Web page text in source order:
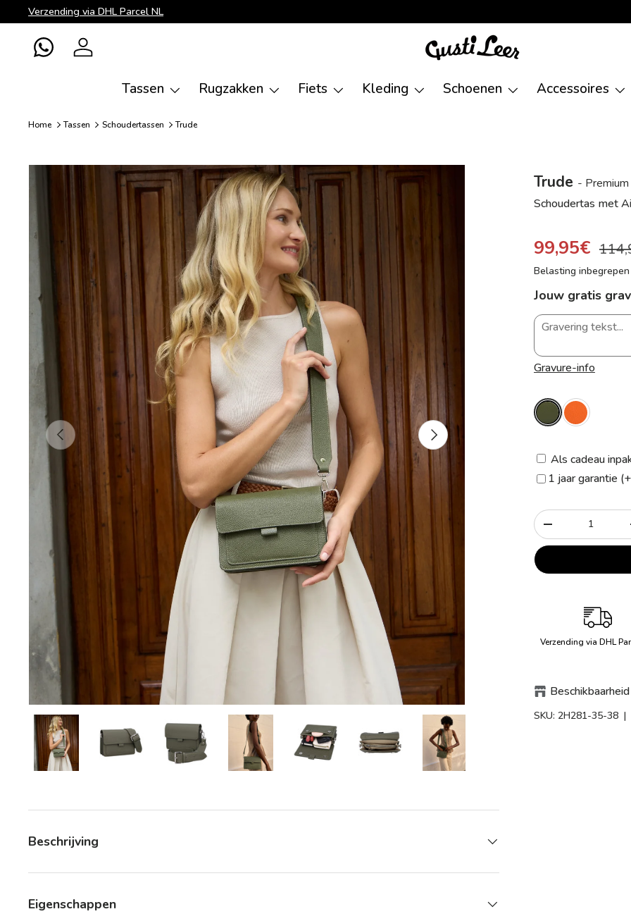
Ga naar inhoud
Verzending via DHL Parcel NL
WhatsAppInloggen
Tassen Rugzakken Fiets Kleding Schoenen Accessoires
Home Tassen Schoudertassen Trude
Vorige Volgende
Trude - Premium
Schoudertas met
99,95€
Belasting inbegrepen
Jouw gratis
Gravure-info
Als cadeau
1 jaar garantie
Aantal
-
Verzending via DHL
SKU: 2H281-35-38 |
Beschrijving
Eigenschappen